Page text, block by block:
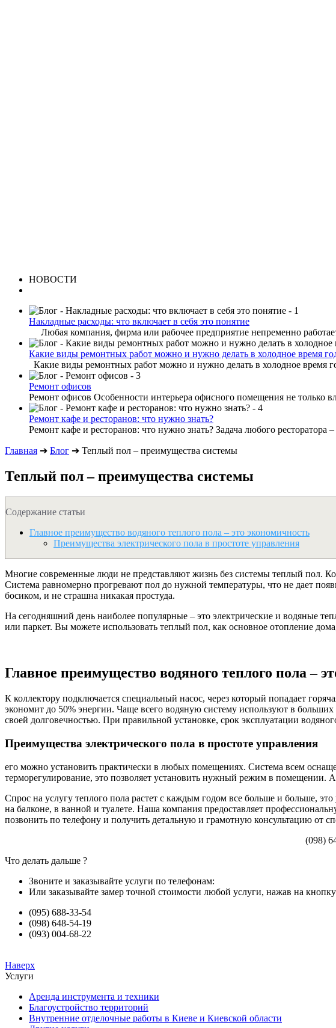
НОВОСТИ
Накладные расходы: что включает в себя это понятие
Любая компания, фирма или рабочее предприятие непременно
Какие виды ремонтных работ можно и нужно делать в холодное время
Какие виды ремонтных работ можно и нужно делать в холодное время
Ремонт офисов
Ремонт офисов Особенности интерьера офисного помещения не только
Ремонт кафе и ресторанов: что нужно знать?
Ремонт кафе и ресторанов: что нужно знать? Задача любого ресторатора
Главная ➔ Блог ➔ Теплый пол – преимущества системы
Теплый пол – преимущества системы
Содержание статьи
Главное преимущество водяного теплого пола – это экономичность
Преимущества электрического пола в простоте управления
Многие современные люди не представляют жизнь без системы теплый пол.
Система равномерно прогревают пол до нужной температуры, что не дает
босиком, и не страшна никакая простуда.
На сегодняшний день наиболее популярные – это электрические и водяные
или паркет. Вы можете использовать теплый пол, как основное отопление
Главное преимущество водяного теплого пола –
К коллектору подключается специальный насос, через который попадает
экономит до 50% энергии. Чаще всего водяную систему используют в
своей долговечностью. При правильной установке, срок эксплуатации
Преимущества электрического пола в простоте управления
его можно установить практически в любых помещениях. Система всем
терморегулирование, это позволяет установить нужный режим в помещении.
Спрос на услугу теплого пола растет с каждым годом все больше и больше,
на балконе, в ванной и туалете. Наша компания предоставляет
позвонить по телефону и получить детальную и грамотную консультацию от
(098)
Что делать дальше ?
Звоните и заказывайте услуги по телефонам:
Или заказывайте замер точной стоимости любой услуги, нажав на
(095) 688-33-54
(098) 648-54-19
(093) 004-68-22
Наверх
Услуги
Аренда инструмента и техники
Благоустройство территорий
Внутренние отделочные работы в Киеве и Киевской области